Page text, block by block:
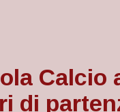
Calcio
di